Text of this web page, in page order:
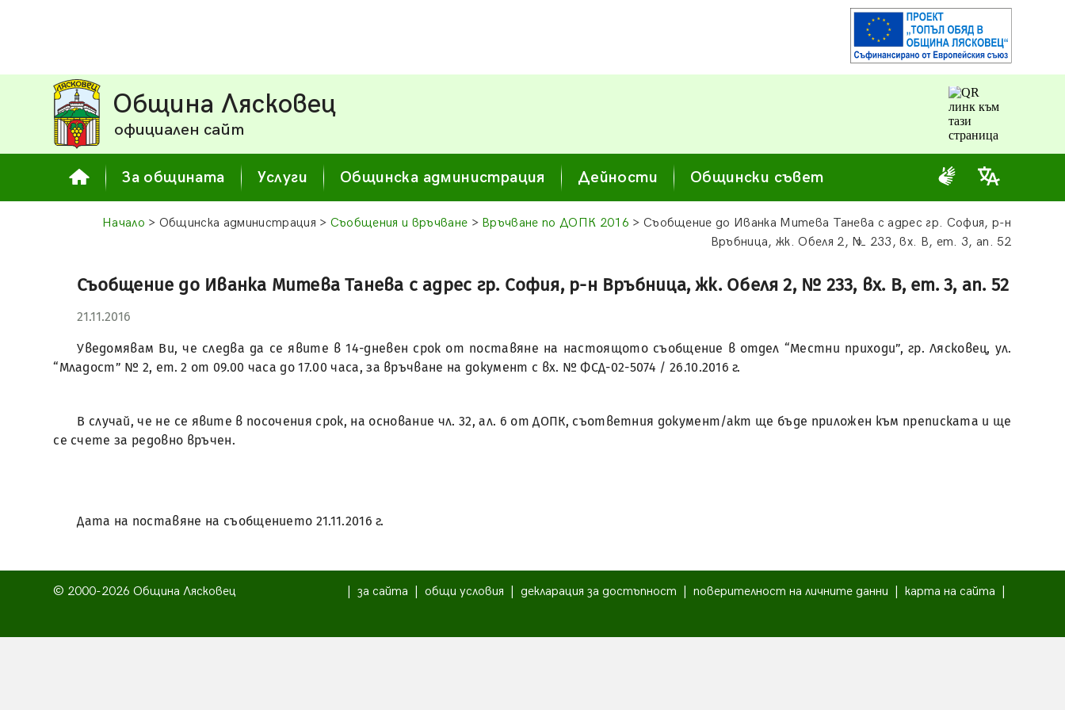
Община Лясковец
официален сайт
За общината Услуги Общинска администрация Дейности Общински съвет
Начало > Общинска администрация > Съобщения и връчване > Връчване по ДОПК 2016 > Съобщение до Иванка Митева Танева с адрес гр. София, р-н
Връбница, жк. Обеля 2, № 233, вх. В, ет. 3, ап. 52
Съобщение до Иванка Митева Танева с адрес гр. София, р-н Връбница, жк. Обеля 2, № 233, вх. В, ет. 3, ап. 52
21.11.2016
Уведомявам Ви, че следва да се явите в 14-дневен срок от поставяне на настоящото съобщение в отдел “Местни приходи”, гр. Лясковец, ул.
“Младост” № 2, ет. 2 от 09.00 часа до 17.00 часа, за връчване на документ с вх. № ФСД-02-5074 / 26.10.2016 г.
В случай, че не се явите в посочения срок, на основание чл. 32, ал. 6 от ДОПК, съответния документ/акт ще бъде приложен към преписката и ще
се счете за редовно връчен.
Дата на поставяне на съобщението 21.11.2016 г.
© 2000-2026 Община Лясковец за сайта общи условия декларация за достъпност поверителност на личните данни карта на сайта